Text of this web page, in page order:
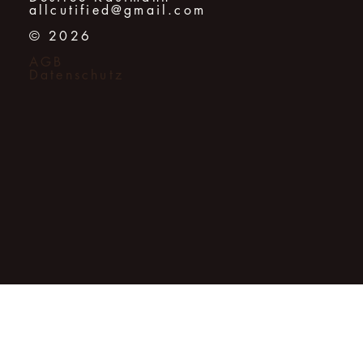
allcutified@gmail.com
© 2026
AGB
Datenschutz